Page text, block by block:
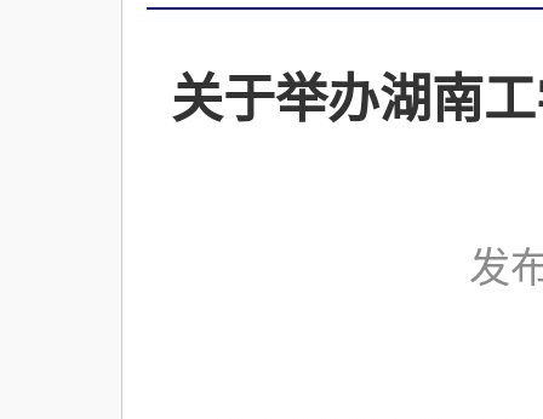
关于举办湖南
发